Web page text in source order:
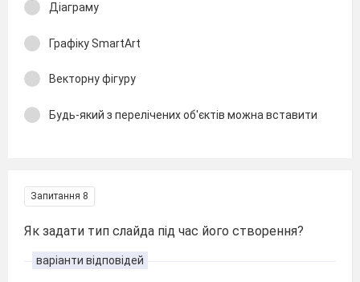
Діаграму
Графіку SmartArt
Векторну фігуру
Будь-який з перелічених об'єктів можна вставити
Запитання 8
Як задати тип слайда під час його створення?
варіанти відповідей